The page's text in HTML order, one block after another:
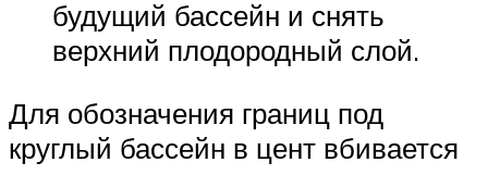
будущий бассейн и снять
верхний плодородный слой.
Для обозначения границ под
круглый бассейн в цент вбивается